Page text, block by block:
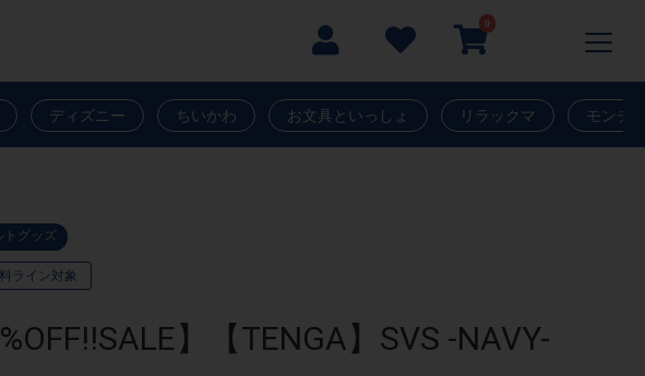
0
ディズニー ちいかわ お文具といっしょ リラックマ モンチ
トグッズ
ライン対象
】【TENGA】SVS -NAVY-